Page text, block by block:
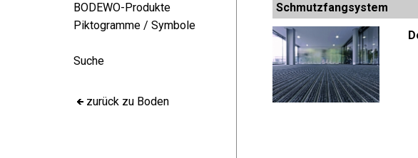
BODEWO-Produkte
Piktogramme / Symbole
Suche
zurück zu Boden
Schmutzfangsystem